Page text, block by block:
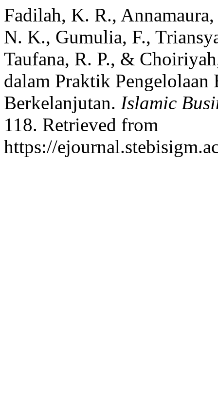
Fadilah, K. R.,
N. K., Gumulia, F.,
Taufana, R. P., &
dalam Praktik
Berkelanjutan. Islamic
118. Retrieved from
https://